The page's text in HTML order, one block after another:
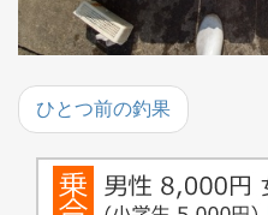
ひとつ前の釣果